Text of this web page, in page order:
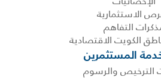
الاستثمارية
التفاهم
المستثمرين
الترخيص والرسوم